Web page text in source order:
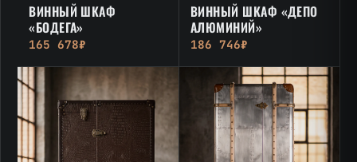
ВИННЫЙ ШКАФ
«БОДЕГА»
165 678₽
ВИННЫЙ ШКАФ «ДЕПО
АЛЮМИНИЙ»
186 746₽